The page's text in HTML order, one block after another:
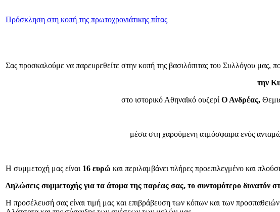
Πρόσκληση στη κοπή της πρωτοχρονιάτικης πίτας
Σας προσκαλούμε να παρευρεθείτε στην κοπή της βασιλόπιτας του Συλλόγου μας,
την
στο ιστορικό Αθηναϊκό ουζερί Ο Ανδρέας,
μέσα στη χαρούμενη ατμόσφαιρα ενός
Η συμμετοχή μας είναι 16 ευρώ και περιλαμβάνει πλήρες προεπιλεγμένο και
Δηλώσεις συμμετοχής για τα άτομα της παρέας σας, το συντομότερο δυνατόν
Η προσέλευσή σας είναι τιμή μας και επιβράβευση των κόπων και των